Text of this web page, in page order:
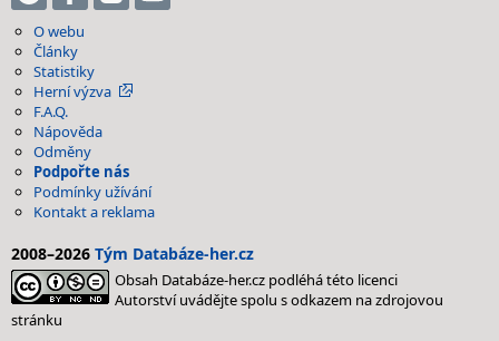
O webu
Články
Statistiky
Herní výzva
F.A.Q.
Nápověda
Odměny
Podpořte nás
Podmínky užívání
Kontakt a reklama
2008–2026 Tým Databáze-her.cz
Obsah Databáze-her.cz podléhá této licenci
Autorství uvádějte spolu s odkazem na zdrojovou
stránku